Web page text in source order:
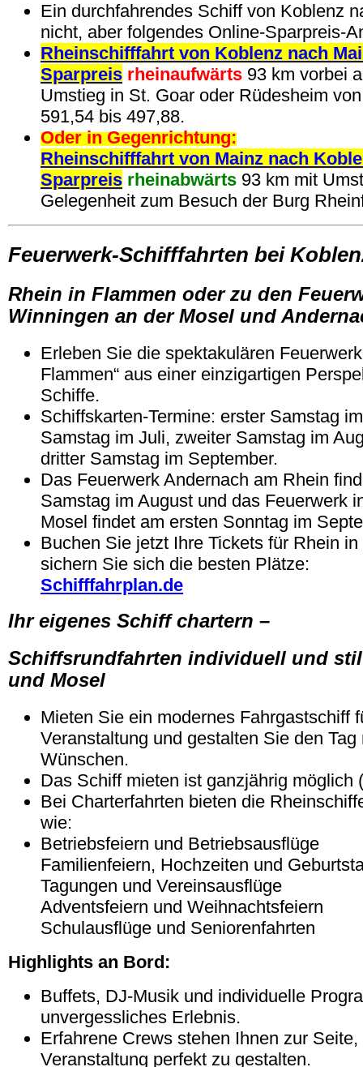
Ein durchfahrendes Schiff von Koblenz
nicht, aber folgendes Online-Sparpreis-
Rheinschifffahrt von Koblenz nach
Sparpreis rheinaufwärts 93 km vorbei
Umstieg in St. Goar oder Rüdesheim
591,54 bis 497,88.
Oder in Gegenrichtung:
Rheinschifffahrt von Mainz nach
Sparpreis rheinabwärts 93 km mit
Gelegenheit zum Besuch der Burg
Feuerwerk-Schifffahrten bei
Rhein in Flammen oder zu den
Winningen an der Mosel und
Erleben Sie die spektakulären
Flammen“ aus einer einzigartigen
Schiffe.
Schiffskarten-Termine: erster Samstag
Samstag im Juli, zweiter Samstag im
dritter Samstag im September.
Das Feuerwerk Andernach am Rhein
Samstag im August und das Feuerwerk
Mosel findet am ersten Sonntag im
Buchen Sie jetzt Ihre Tickets für Rhein
sichern Sie sich die besten Plätze:
Schifffahrplan.de
Ihr eigenes Schiff chartern –
Schiffsrundfahrten individuell und
und Mosel
Mieten Sie ein modernes Fahrgastschiff
Veranstaltung und gestalten Sie den Tag
Wünschen.
Das Schiff mieten ist ganzjährig möglich
Bei Charterfahrten bieten die
wie:
Betriebsfeiern und Betriebsausflüge
Familienfeiern, Hochzeiten und
Tagungen und Vereinsausflüge
Adventsfeiern und Weihnachtsfeiern
Schulausflüge und Seniorenfahrten
Highlights an Bord:
Buffets, DJ-Musik und individuelle
unvergessliches Erlebnis.
Erfahrene Crews stehen Ihnen zur Seite,
Veranstaltung perfekt zu gestalten.